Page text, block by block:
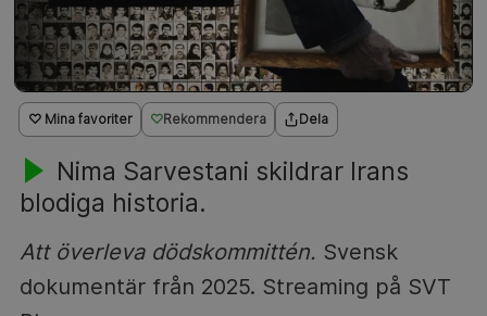
♡ Mina favoriter Rekommendera Dela
Nima Sarvestani skildrar Irans
blodiga historia.
Att överleva dödskommittén. Svensk
dokumentär från 2025. Streaming på SVT